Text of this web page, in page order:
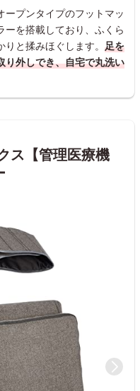
ープンタイプのフットマッ
を搭載しており、ふくら
と揉みほぐします。 足を
り外しでき、自宅で丸洗い
ス【管理医療機